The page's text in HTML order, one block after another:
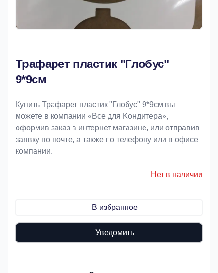
Трафарет пластик "Глобус"
9*9см
Купить Трафарет пластик "Глобус" 9*9см вы
можете в компании «Bce для Koндитeрa»,
оформив заказ в интернет магазине, или отправив
заявку по почте, а также по телефону или в офисе
компании.
Нет в наличии
В избранное
Уведомить